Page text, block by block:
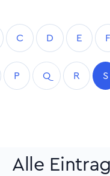
C D E F
P Q R S
Alle